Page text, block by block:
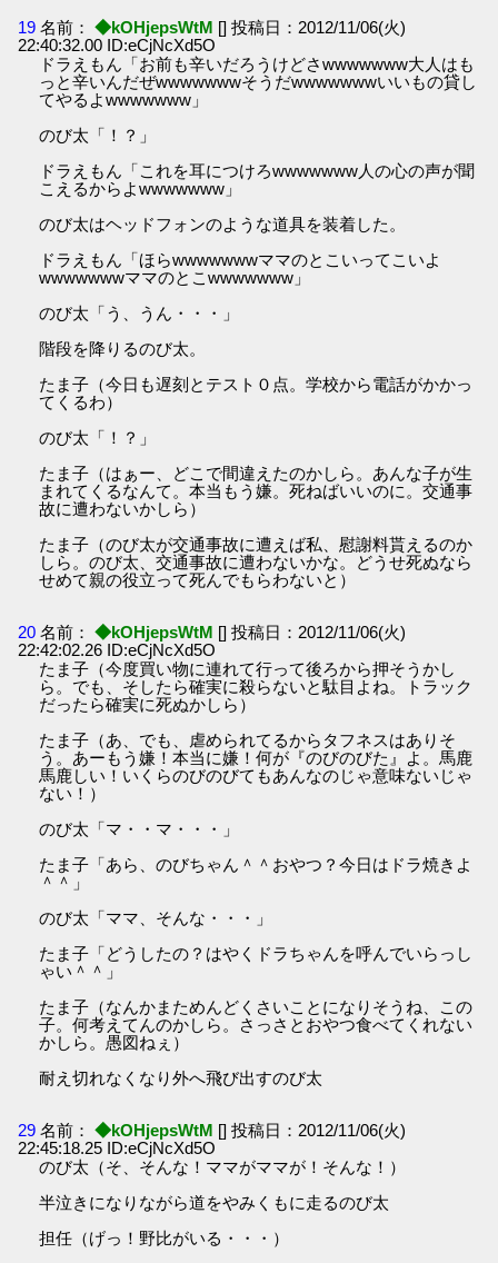
19 名前： ◆kOHjepsWtM [] 投稿日：2012/11/06(火)
22:40:32.00 ID:eCjNcXd5O
ドラえもん「お前も辛いだろうけどさwwwwwww大人はも
っと辛いんだぜwwwwwwwそうだwwwwwwwいいもの貸し
てやるよwwwwwww」
のび太「！？」
ドラえもん「これを耳につけろwwwwwww人の心の声が聞
こえるからよwwwwwww」
のび太はヘッドフォンのような道具を装着した。
ドラえもん「ほらwwwwwwwママのとこいってこいよ
wwwwwwwママのとこwwwwwww」
のび太「う、うん・・・」
階段を降りるのび太。
たま子（今日も遅刻とテスト０点。学校から電話がかかっ
てくるわ）
のび太「！？」
たま子（はぁー、どこで間違えたのかしら。あんな子が生
まれてくるなんて。本当もう嫌。死ねばいいのに。交通事
故に遭わないかしら）
たま子（のび太が交通事故に遭えば私、慰謝料貰えるのか
しら。のび太、交通事故に遭わないかな。どうせ死ぬなら
せめて親の役立って死んでもらわないと）
20 名前： ◆kOHjepsWtM [] 投稿日：2012/11/06(火)
22:42:02.26 ID:eCjNcXd5O
たま子（今度買い物に連れて行って後ろから押そうかし
ら。でも、そしたら確実に殺らないと駄目よね。トラック
だったら確実に死ぬかしら）
たま子（あ、でも、虐められてるからタフネスはありそ
う。あーもう嫌！本当に嫌！何が『のびのびた』よ。馬鹿
馬鹿しい！いくらのびのびてもあんなのじゃ意味ないじゃ
ない！）
のび太「マ・・マ・・・」
たま子「あら、のびちゃん＾＾おやつ？今日はドラ焼きよ
＾＾」
のび太「ママ、そんな・・・」
たま子「どうしたの？はやくドラちゃんを呼んでいらっし
ゃい＾＾」
たま子（なんかまためんどくさいことになりそうね、この
子。何考えてんのかしら。さっさとおやつ食べてくれない
かしら。愚図ねぇ）
耐え切れなくなり外へ飛び出すのび太
29 名前： ◆kOHjepsWtM [] 投稿日：2012/11/06(火)
22:45:18.25 ID:eCjNcXd5O
のび太（そ、そんな！ママがママが！そんな！）
半泣きになりながら道をやみくもに走るのび太
担任（げっ！野比がいる・・・）